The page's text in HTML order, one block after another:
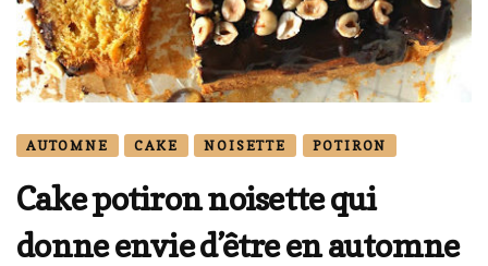
AUTOMNE CAKE NOISETTE POTIRON
Cake potiron noisette qui
donne envie d’être en automne